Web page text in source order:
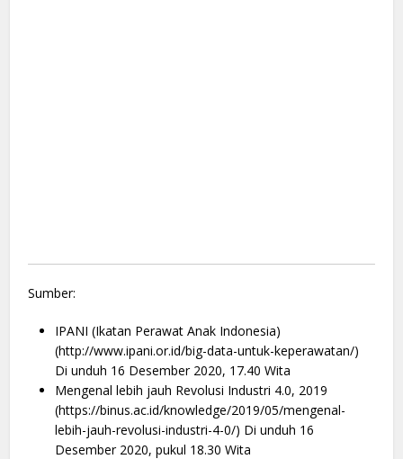
Sumber:
IPANI (Ikatan Perawat Anak Indonesia)
(http://www.ipani.or.id/big-data-untuk-keperawatan/)
Di unduh 16 Desember 2020, 17.40 Wita
Mengenal lebih jauh Revolusi Industri 4.0, 2019
(https://binus.ac.id/knowledge/2019/05/mengenal-
lebih-jauh-revolusi-industri-4-0/) Di unduh 16
Desember 2020, pukul 18.30 Wita